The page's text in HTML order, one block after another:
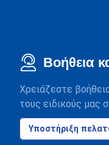
Βοήθεια
Χρειάζεστε
τους ειδικούς μας
Υποστήριξη